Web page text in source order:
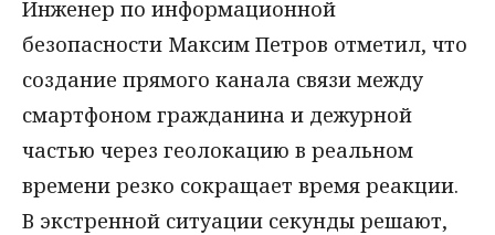
Инженер по информационной
безопасности Максим Петров отметил, что
создание прямого канала связи между
смартфоном гражданина и дежурной
частью через геолокацию в реальном
времени резко сокращает время реакции.
В экстренной ситуации секунды решают,